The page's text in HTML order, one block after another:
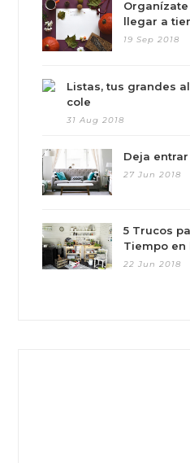
llegar a
19 Sep 2018
Listas, tus grandes
cole
31 Aug 2018
Deja
27 Jun 2018
5 Trucos
Tiempo en
22 Jun 2018